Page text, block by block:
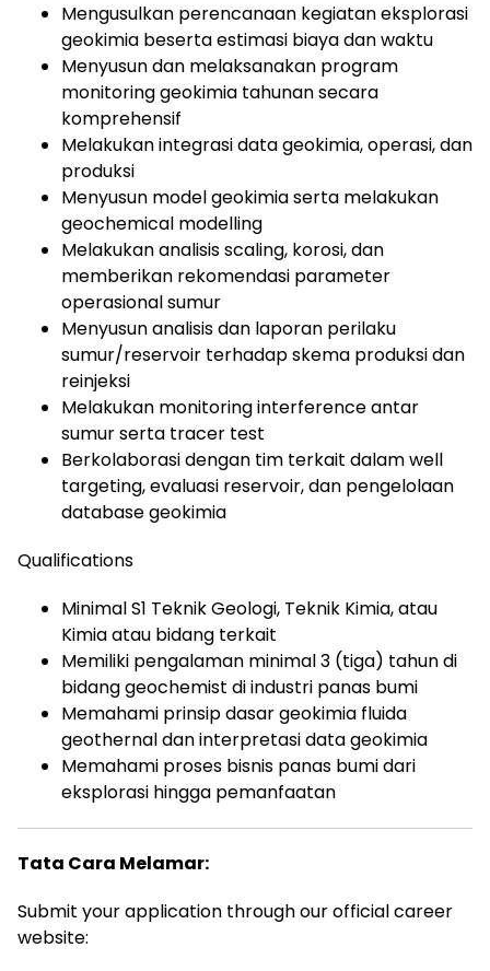
Mengusulkan perencanaan kegiatan eksplorasi
geokimia beserta estimasi biaya dan waktu
Menyusun dan melaksanakan program
monitoring geokimia tahunan secara
komprehensif
Melakukan integrasi data geokimia, operasi, dan
produksi
Menyusun model geokimia serta melakukan
geochemical modelling
Melakukan analisis scaling, korosi, dan
memberikan rekomendasi parameter
operasional sumur
Menyusun analisis dan laporan perilaku
sumur/reservoir terhadap skema produksi dan
reinjeksi
Melakukan monitoring interference antar
sumur serta tracer test
Berkolaborasi dengan tim terkait dalam well
targeting, evaluasi reservoir, dan pengelolaan
database geokimia
Qualifications
Minimal S1 Teknik Geologi, Teknik Kimia, atau
Kimia atau bidang terkait
Memiliki pengalaman minimal 3 (tiga) tahun di
bidang geochemist di industri panas bumi
Memahami prinsip dasar geokimia fluida
geothernal dan interpretasi data geokimia
Memahami proses bisnis panas bumi dari
eksplorasi hingga pemanfaatan
Tata Cara Melamar:
Submit your application through our official career
website: